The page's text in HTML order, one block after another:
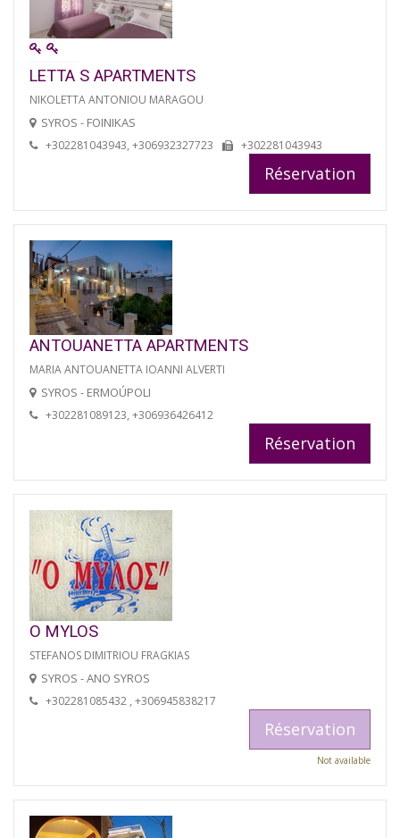
LETTA S APARTMENTS
NIKOLETTA ANTONIOU MARAGOU
SYROS - FOINIKAS
+302281043943, +306932327723 +302281043943
Réservation
ANTOUANETTA APARTMENTS
MARIA ANTOUANETTA IOANNI ALVERTI
SYROS - ERMOÚPOLI
+302281089123, +306936426412
Réservation
O MYLOS
STEFANOS DIMITRIOU FRAGKIAS
SYROS - ANO SYROS
+302281085432 , +306945838217
Réservation
Not available